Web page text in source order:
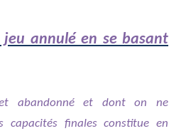
annulé en se basant
abandonné et dont on ne
capacités finales constitue en